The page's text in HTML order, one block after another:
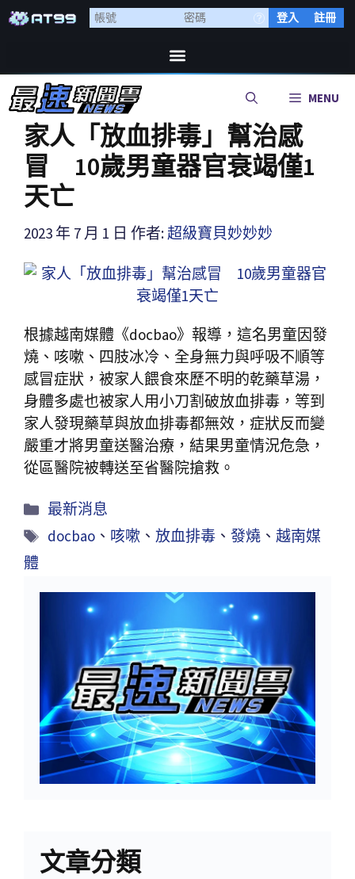
登入 註冊
MENU
家人「放血排毒」幫治感
冒 10歲男童器官衰竭僅1
天亡
2023 年 7 月 1 日 作者: 超級寶貝妙妙妙
根據越南媒體《docbao》報導，這名男童因發
燒、咳嗽、四肢冰冷、全身無力與呼吸不順等
感冒症狀，被家人餵食來歷不明的乾藥草湯，
身體多處也被家人用小刀割破放血排毒，等到
家人發現藥草與放血排毒都無效，症狀反而變
嚴重才將男童送醫治療，結果男童情況危急，
從區醫院被轉送至省醫院搶救。
最新消息
docbao 、 咳嗽 、放血排毒 、發燒 、越南媒
體
文章分類